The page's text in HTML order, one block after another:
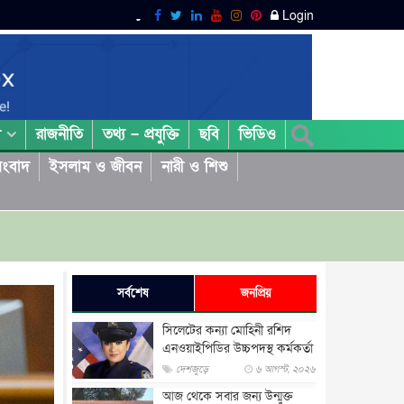
Login
রাজনীতি তথ্য – প্রযুক্তি ছবি
ভিডিও
ইসলাম ও জীবন
নারী ও শিশু
সর্বশেষ জনপ্রিয়
সিলেটের কন্যা মোহিনী রশিদ
এনওয়াইপিডির উচ্চপদস্থ কর্মকর্তা
দেশজুড়ে ৬ আগস্ট, ২০২৬
আজ থেকে সবার জন্য উন্মুক্ত